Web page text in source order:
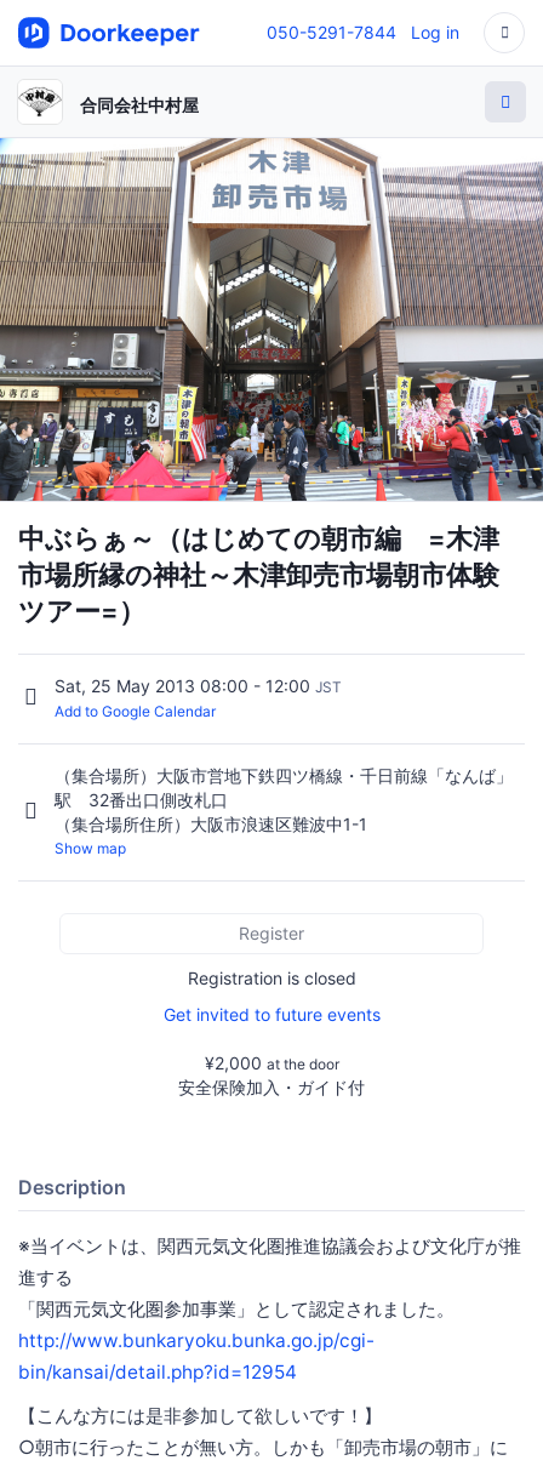
050-5291-7844 Log in
合同会社中村屋
中ぶらぁ～（はじめての朝市編 =木津
市場所縁の神社～木津卸売市場朝市体験
ツアー=）
Sat, 25 May 2013 08:00 - 12:00 JST
Add to Google Calendar
（集合場所）大阪市営地下鉄四ツ橋線・千日前線「なんば」
駅 32番出口側改札口
（集合場所住所）大阪市浪速区難波中1-1
Show map
Register
Registration is closed
Get invited to future events
¥2,000 at the door
安全保険加入・ガイド付
Description
※当イベントは、関西元気文化圏推進協議会および文化庁が推
進する
「関西元気文化圏参加事業」として認定されました。
http://www.bunkaryoku.bunka.go.jp/cgi-
bin/kansai/detail.php?id=12954
【こんな方には是非参加して欲しいです！】
○朝市に行ったことが無い方。しかも「卸売市場の朝市」に